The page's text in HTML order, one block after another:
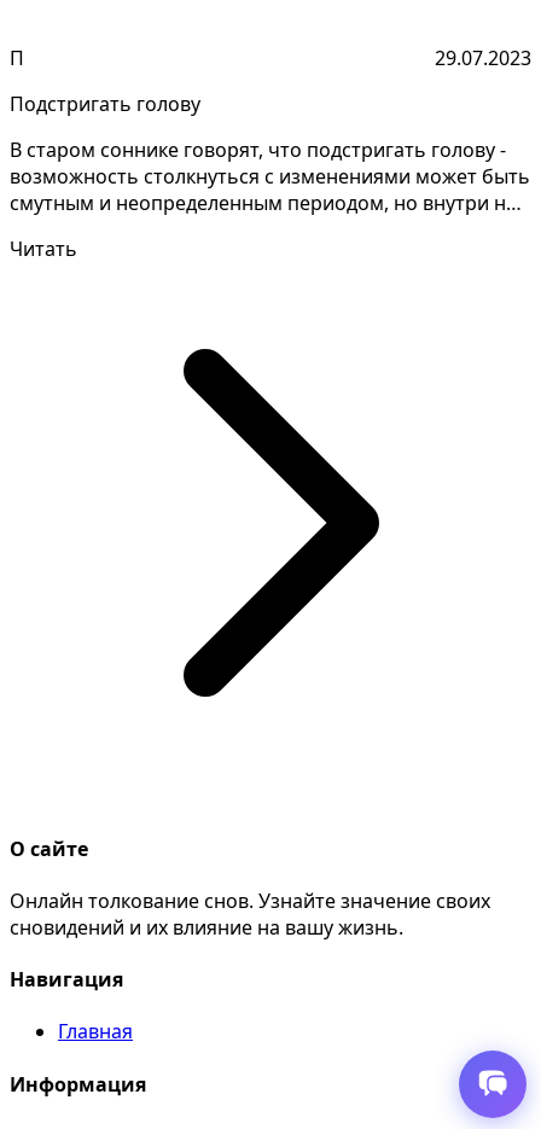
П
29.07.2023
Подстригать голову
В старом соннике говорят, что подстригать голову -
возможность столкнуться с изменениями может быть
смутным и неопределенным периодом, но внутри них
Читать
О сайте
Онлайн толкование снов. Узнайте значение своих
сновидений и их влияние на вашу жизнь.
Навигация
Главная
Информация